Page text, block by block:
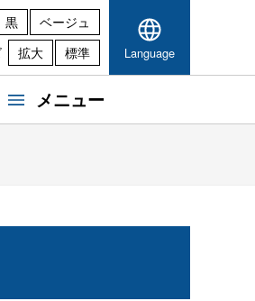
黒
ベージュ
拡大 標準 Language
メニュー